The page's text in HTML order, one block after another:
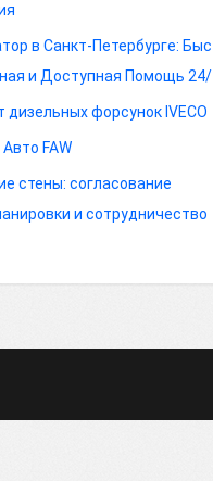
в Санкт-Петербурге:
и Доступная Помощь
дизельных форсунок IVECO
FAW
стены: согласование
и сотрудничество